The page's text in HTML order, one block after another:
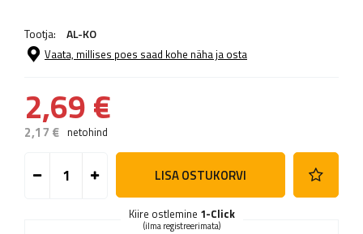
Tootja: AL-KO
Vaata, millises poes saad kohe näha ja osta
2,69 €
2,17 € netohind
LISA OSTUKORVI
Kiire ostlemine 1-Click
(ilma registreerimata)